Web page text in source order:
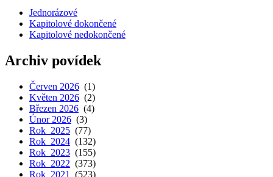
Jednorázové
Kapitolové dokončené
Kapitolové nedokončené
Archiv povídek
Červen 2026 (1)
Květen 2026 (2)
Březen 2026 (4)
Únor 2026 (3)
Rok 2025 (77)
Rok 2024 (132)
Rok 2023 (155)
Rok 2022 (373)
Rok 2021
(523)